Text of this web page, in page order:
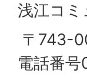
浅江コ
〒743-
電話番